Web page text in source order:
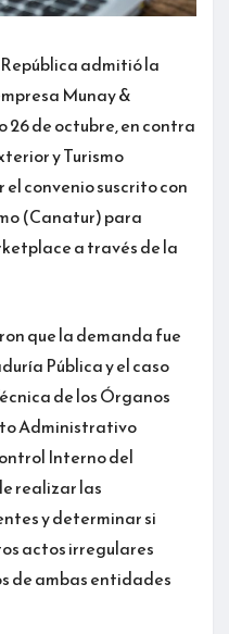
admitió la
Munay &
26 de octubre, en contra
y Turismo
convenio suscrito con
(Canatur) para
a través de la
que la demanda fue
Pública y el caso
de los Órganos
Administrativo
Interno del
realizar las
y determinar si
actos irregulares
de ambas entidades